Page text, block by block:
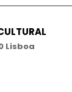
Lisboa